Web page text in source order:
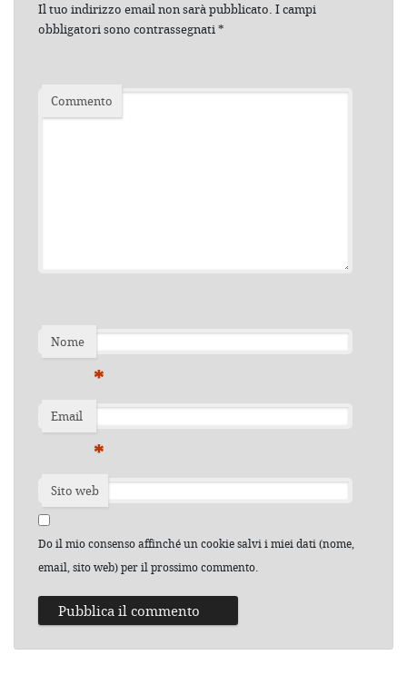
Il tuo indirizzo email non sarà pubblicato. I campi
obbligatori sono contrassegnati*
Commento
Nome
*
Email
*
Sito web
Do il mio consenso affinché un cookie salvi i miei dati (nome,
email, sito web) per il prossimo commento.